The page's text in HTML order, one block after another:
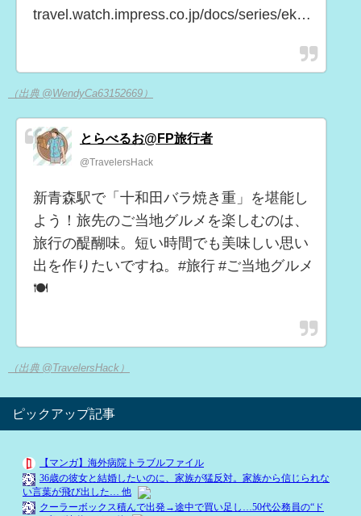
travel.watch.impress.co.jp/docs/series/ek…
（出典 @WendyCa63152669）
とらべるお@FP旅行者
@TravelersHack
新青森駅で「十和田バラ焼き重」を堪能し
よう！旅先のご当地グルメを楽しむのは、
旅行の醍醐味。短い時間でも美味しい思い
出を作りたいですね。#旅行 #ご当地グルメ
🍽️
（出典 @TravelersHack）
ピックアップ記事